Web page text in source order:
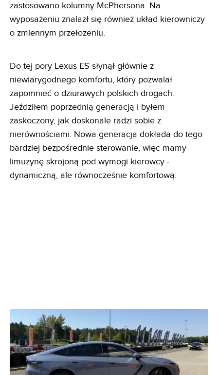
zastosowano kolumny McPhersona. Na
wyposażeniu znalazł się również układ kierowniczy
o zmiennym przełożeniu.
Do tej pory Lexus ES słynął głównie z
niewiarygodnego komfortu, który pozwalał
zapomnieć o dziurawych polskich drogach.
Jeździłem poprzednią generacją i byłem
zaskoczony, jak doskonale radzi sobie z
nierównościami. Nowa generacja dokłada do tego
bardziej bezpośrednie sterowanie, więc mamy
limuzynę skrojoną pod wymogi kierowcy -
dynamiczną, ale równocześnie komfortową.